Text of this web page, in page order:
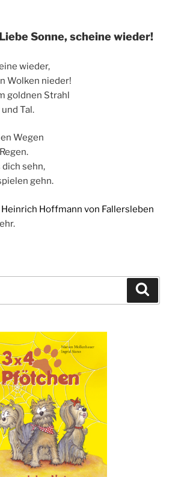
Liebe Sonne, scheine wieder!
wieder,
Wolken nieder!
goldnen Strahl
Tal.
Wegen
dich sehn,
gehn.
Heinrich Hoffmann von Fallersleben